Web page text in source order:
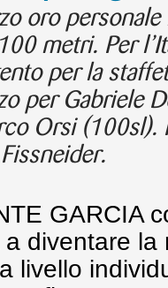
oro
metri. Per
per la
per Gabriele
Orsi (100sl).
GARCIA
diventare
livello